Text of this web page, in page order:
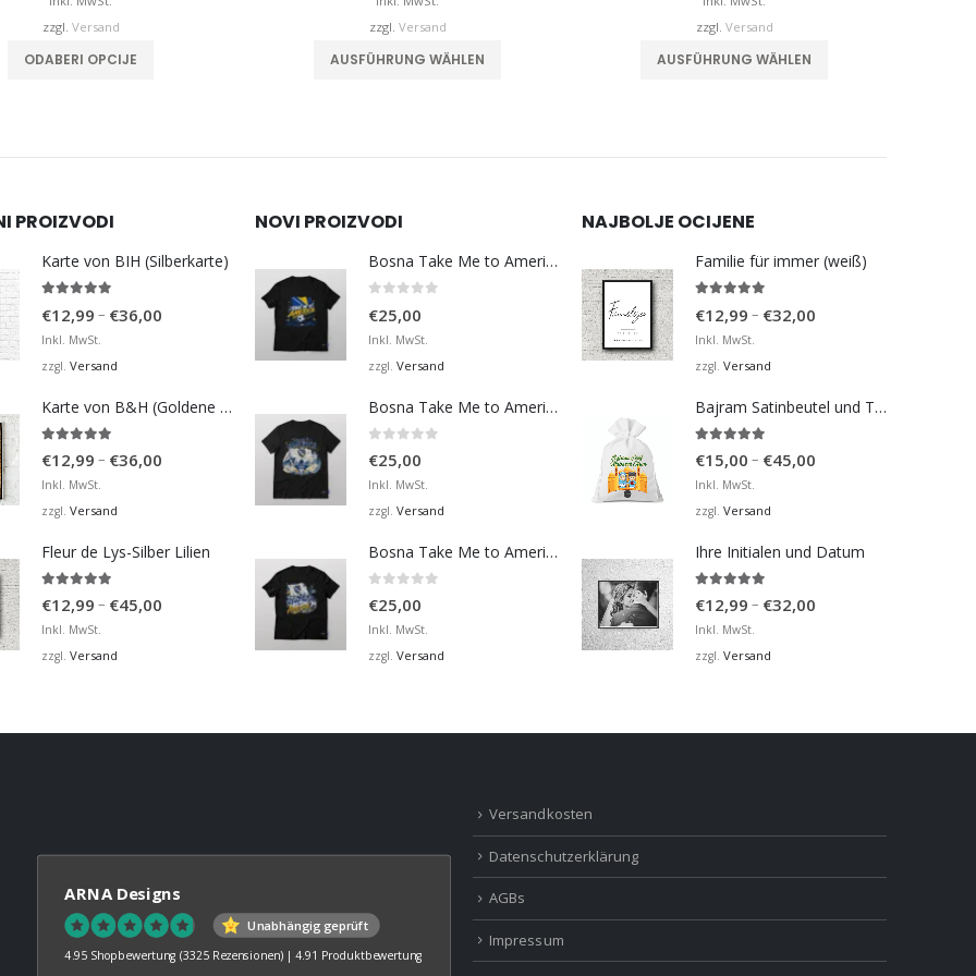
zzgl. Versand
ODABERI OPCIJE
zzgl. Versand
AUSFÜHRUNG WÄHLEN
zzgl. Versand
AUSFÜHRUNG WÄHLEN
PROIZVODI
Karte von BIH (Silberkarte)
€12,99 – €36,00
Inkl. MwSt.
zzgl. Versand
Karte von B&H (Goldene Karte)
€12,99 – €36,00
Inkl. MwSt.
zzgl. Versand
Fleur de Lys-Silber Lilien
€12,99 – €45,00
Inkl. MwSt.
zzgl. Versand
NOVI PROIZVODI
Bosna Take Me to America Navijačka Majica 3
€25,00
Inkl. MwSt.
zzgl. Versand
Bosna Take Me to America Navijačka Majica 4
€25,00
Inkl. MwSt.
zzgl. Versand
Bosna Take Me to America Navijačka Majica 2
€25,00
Inkl. MwSt.
zzgl. Versand
NAJBOLJE OCIJENE
Familie für immer (weiß)
€12,99 – €32,00
Inkl. MwSt.
zzgl. Versand
Bajram Satinbeutel und Tasse für Kinder
€15,00 – €45,00
Inkl. MwSt.
zzgl. Versand
Ihre Initialen und Datum
€12,99 – €32,00
Inkl. MwSt.
zzgl. Versand
ARNA Designs
Unabhängig geprüft
4.95 Shopbewertung (3325 Rezensionen) | 4.91 Produktbewertung
Versandkosten
Datenschutzerklärung
AGBs
Impressum